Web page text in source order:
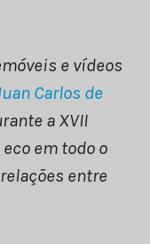
e vídeos
Carlos de
a XVII
em todo o
entre